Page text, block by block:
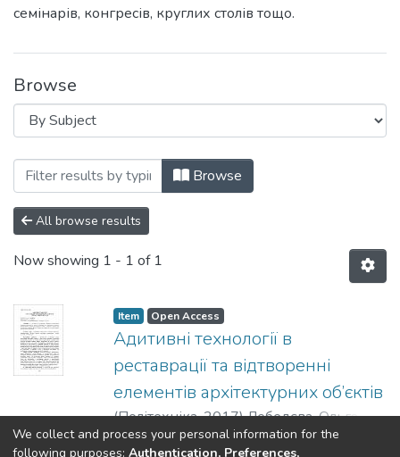
семінарів, конгресів, круглих столів тощо.
Browse
Browsing Матеріали конференцій,
Browse
All browse results
Now showing 1 - 1 of 1
Item Open Access
Адитивні технології в
реставрації та відтворенні
елементів архітектурних об’єктів
(Політехніка,2017)Лебедєва, Ольга
Олександрівна;Гумен, Олена
Show more
We collect and process your personal information for the
following purposes: Authentication, Preferences,